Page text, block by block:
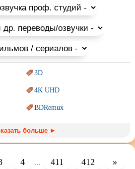
3D
4K UHD
BDRemux
Trash (трэш) movies
Ангелы и Демоны
больше ►
4 ... 411 412
»